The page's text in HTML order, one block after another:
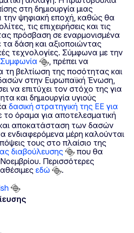
στη δημιουργία μιας
την ψηφιακή εποχή, καθώς θα
τις επιχειρήσεις και τις
πρόσβαση σε εναρμονισμένα
τα δάση και αξιοποιώντας
τεχνολογίες. Σύμφωνα με την
, πρέπει να
τη βελτίωση της ποσότητας και
στην Ευρωπαϊκή Ένωση,
να επιτύχει τον στόχο της για
και δημιουργία υγιούς
δασική στρατηγική της ΕΕ για
το όραμα για αποτελεσματική
αποκατάσταση των δασών
μέρη καλούνται
τους στο πλαίσιο της
διαβούλευσης
που θα
Περισσότερες
εδώ
.